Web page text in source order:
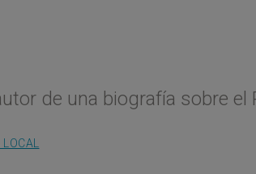
de una biografía sobre el